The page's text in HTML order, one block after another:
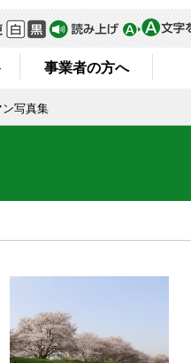
事業者の方へ
写真集